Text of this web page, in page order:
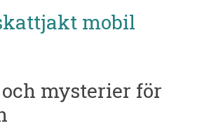
mysterier för